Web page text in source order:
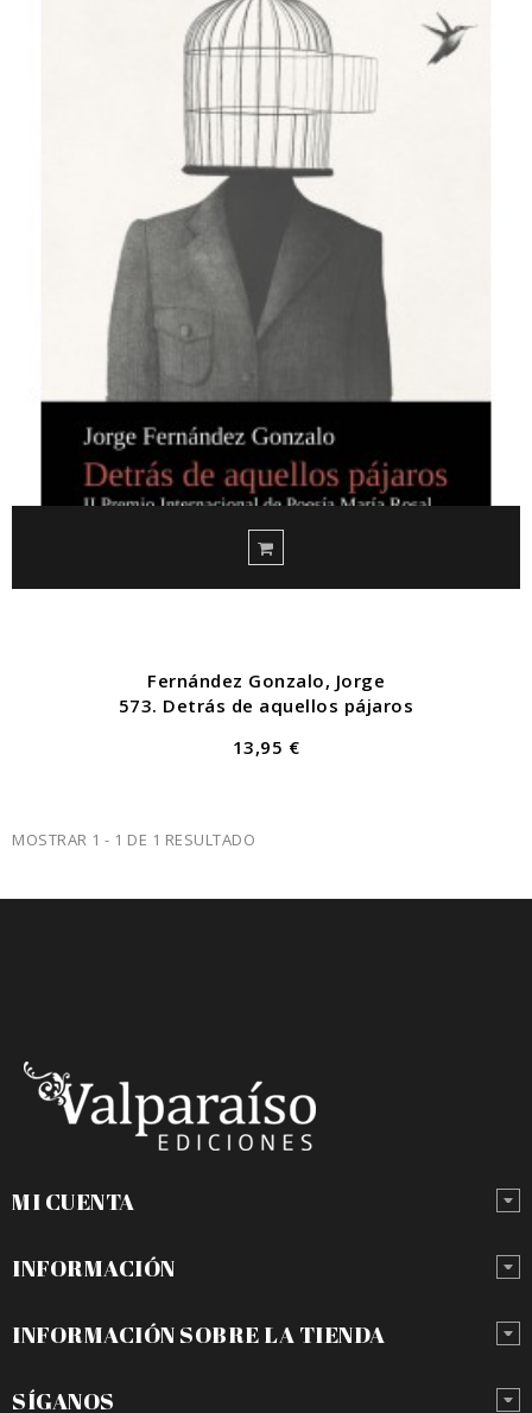
Fernández Gonzalo, Jorge
573. Detrás de aquellos pájaros
13,95 €
MOSTRAR 1 - 1 DE 1 RESULTADO
MI CUENTA
INFORMACIÓN
INFORMACIÓN SOBRE LA TIENDA
SÍGANOS